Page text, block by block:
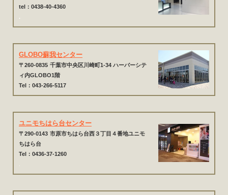
tel：0438-40-4360
.
GLOBO蘇我センター
〒260-0835 千葉市中央区川崎町1-34 ハーバーシテ
ィ内GLOBO1階
Tel：043-266-5117
ユニモちはら台センター
〒290-0143 市原市ちはら台西３丁目４番地ユニモ
ちはら台
Tel：0436-37-1260